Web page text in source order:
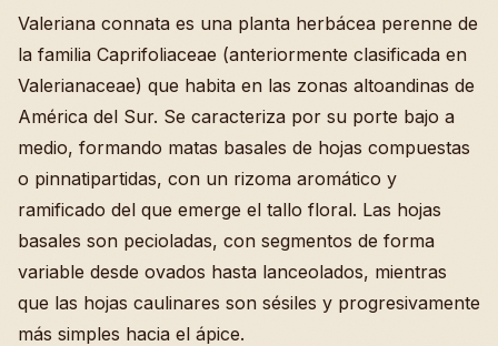
Valeriana connata es una planta herbácea perenne de
la familia Caprifoliaceae (anteriormente clasificada en
Valerianaceae) que habita en las zonas altoandinas de
América del Sur. Se caracteriza por su porte bajo a
medio, formando matas basales de hojas compuestas
o pinnatipartidas, con un rizoma aromático y
ramificado del que emerge el tallo floral. Las hojas
basales son pecioladas, con segmentos de forma
variable desde ovados hasta lanceolados, mientras
que las hojas caulinares son sésiles y progresivamente
más simples hacia el ápice.